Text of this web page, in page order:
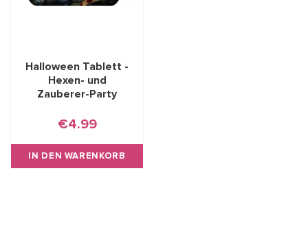
Halloween Tablett -
Hexen- und
Zauberer-Party
€4.99
IN DEN WARENKORB